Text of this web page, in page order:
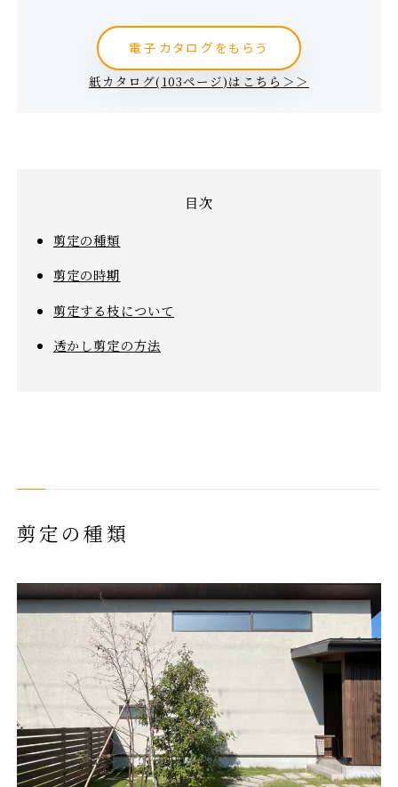
電子カタログをもらう
紙カタログ(103ページ)はこちら＞＞
剪定の種類
剪定の時期
剪定する枝について
透かし剪定の方法
剪定の種類